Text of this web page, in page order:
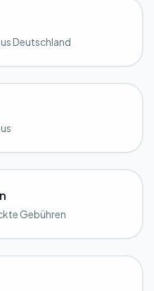
Deutschland
Gebühren